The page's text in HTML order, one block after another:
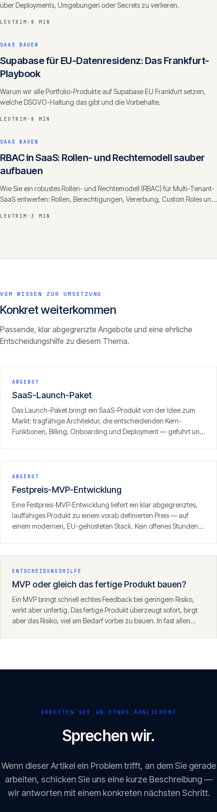
über Deployments, Umgebungen oder Secrets zu verlieren.
LEUTRIM · 8 MIN
SAAS BAUEN
Supabase für EU-Datenresidenz: Das Frankfurt-
Playbook
Warum wir alle Portfolio-Produkte auf Supabase EU Frankfurt setzen,
welche DSGVO-Haltung das gibt und die Vorbehalte.
LEUTRIM · 8 MIN
SAAS BAUEN
RBAC in SaaS: Rollen- und Rechtemodell sauber
aufbauen
Wie Sie ein robustes Rollen- und Rechtemodell (RBAC) für Multi-Tenant-
SaaS entwerfen: Rollen, Berechtigungen, Vererbung, Custom Roles und
LEUTRIM · 3 MIN
VOM WISSEN ZUR UMSETZUNG
Konkret weiterkommen
Passende, klar abgegrenzte Angebote und eine ehrliche
Entscheidungshilfe zu diesem Thema.
ANGEBOT
SaaS-Launch-Paket
Das Launch-Paket bringt ein SaaS-Produkt von der Idee zum
Markt: tragfähige Architektur, die entscheidenden Kern-
Funktionen, Billing, Onboarding und Deployment — geführt und
Umsatz erzeugen kann.
ANGEBOT
Festpreis-MVP-Entwicklung
Eine Festpreis-MVP-Entwicklung liefert ein klar abgegrenztes,
lauffähiges Produkt zu einem vorab definierten Preis — auf
einem modernen, EU-gehosteten Stack. Kein offenes Stunden-
ENTSCHEIDUNGSHILFE
MVP oder gleich das fertige Produkt bauen?
Ein MVP bringt schnell echtes Feedback bei geringem Risiko,
wirkt aber unfertig. Das fertige Produkt überzeugt sofort, birgt
aber das Risiko, viel am Bedarf vorbei zu bauen. In fast allen
ARBEITEN SIE AN ETWAS ÄHNLICHEM?
Sprechen wir.
Wenn dieser Artikel ein Problem trifft, an dem Sie gerade
arbeiten, schicken Sie uns eine kurze Beschreibung —
wir antworten mit einem konkreten nächsten Schritt.